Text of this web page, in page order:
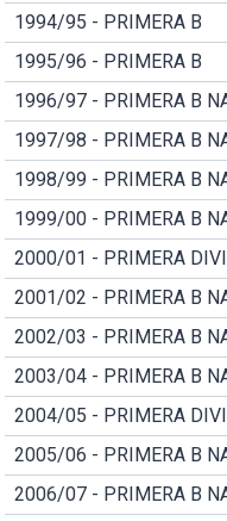
1994/95 - PRIMERA B
1995/96 - PRIMERA B
1996/97 - PRIMERA B
1997/98 - PRIMERA B
1998/99 - PRIMERA B
1999/00 - PRIMERA B
2000/01 - PRIMERA
2001/02 - PRIMERA B
2002/03 - PRIMERA B
2003/04 - PRIMERA B
2004/05 - PRIMERA
2005/06 - PRIMERA B
2006/07 - PRIMERA B